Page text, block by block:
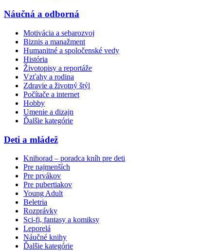
Náučná a odborná
Motivácia a sebarozvoj
Biznis a manažment
Humanitné a spoločenské vedy
História
Životopisy a reportáže
Vzťahy a rodina
Zdravie a životný štýl
Počítače a internet
Hobby
Umenie a dizajn
Ďalšie kategórie
Deti a mládež
Knihorad – poradca kníh pre deti
Pre najmenších
Pre prvákov
Pre pubertiakov
Young Adult
Beletria
Rozprávky
Sci-fi, fantasy a komiksy
Leporelá
Náučné knihy
Ďalšie kategórie